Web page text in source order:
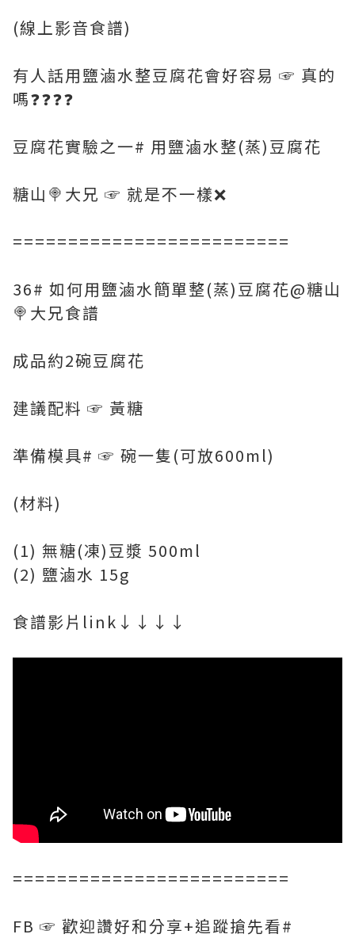
(線上影音食譜)
有人話用鹽滷水整豆腐花會好容易 ☞ 真的
嗎❓❓❓❓
豆腐花實驗之一# 用鹽滷水整(蒸)豆腐花
糖山🍭大兄 ☞ 就是不一樣❌
=========================
36# 如何用鹽滷水簡單整(蒸)豆腐花@糖山
🍭大兄食譜
成品約2碗豆腐花
建議配料 ☞ 黃糖
準備模具# ☞ 碗一隻(可放600ml)
(材料)
(1) 無糖(凍)豆漿 500ml
(2) 鹽滷水 15g
食譜影片link↓↓↓↓
=========================
FB ☞ 歡迎讚好和分享+追蹤搶先看#